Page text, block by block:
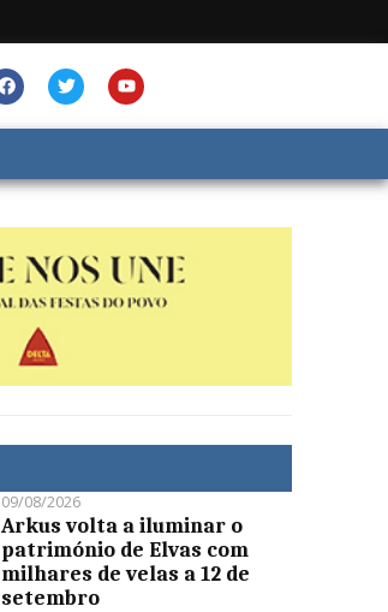
09/08/2026
Arkus volta a iluminar o
património de Elvas com
milhares de velas a 12 de
setembro